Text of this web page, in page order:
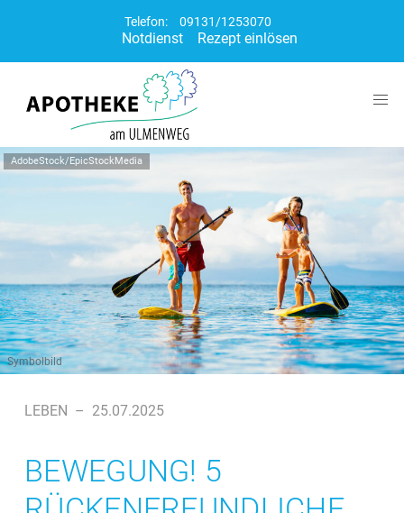
Telefon: 09131/1253070
Notdienst Rezept einlösen
AdobeStock/EpicStockMedia
Symbolbild
LEBEN – 25.07.2025
BEWEGUNG! 5